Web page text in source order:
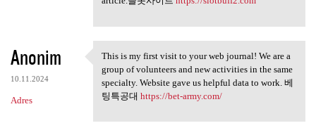
Anonim
10.11.2024
Adres
This is my first visit to
This is my first visit to your web journal! We are a
group of volunteers and new activities in the same
specialty. Website gave us helpful data to work. 베
팅특공대 https://bet-army.com/